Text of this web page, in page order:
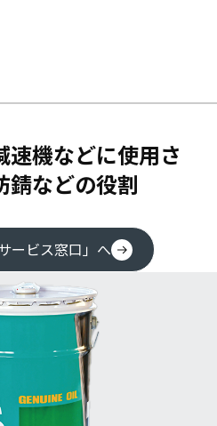
機などに使用さ
錆などの役割
ービス窓口」へ